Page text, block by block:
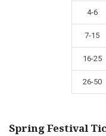
4-6
7-15
16-25
26-50
Spring Festival